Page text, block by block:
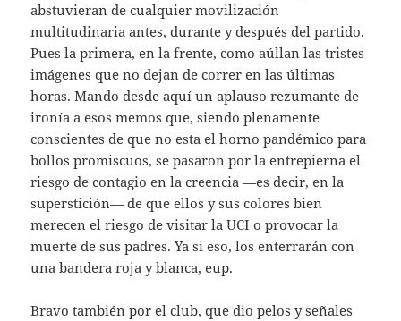
abstuvieran de cualquier movilización
multitudinaria antes, durante y después del partido.
Pues la primera, en la frente, como aúllan las tristes
imágenes que no dejan de correr en las últimas
horas. Mando desde aquí un aplauso rezumante de
ironía a esos memos que, siendo plenamente
conscientes de que no esta el horno pandémico para
bollos promiscuos, se pasaron por la entrepierna el
riesgo de contagio en la creencia —es decir, en la
superstición— de que ellos y sus colores bien
merecen el riesgo de visitar la UCI o provocar la
muerte de sus padres. Ya si eso, los enterrarán con
una bandera roja y blanca, eup.
Bravo también por el club, que dio pelos y señales